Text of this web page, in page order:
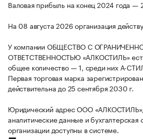
Валовая прибыль на конец 2024 года —
На 08 августа 2026 организация
У компании ОБЩЕСТВО С
ОТВЕТСТВЕННОСТЬЮ «АЛКОСТИЛЬ»
общее количество — 1, среди них А-
Первая торговая марка
действительна до 25 сентября 2030 г.
Юридический адрес ООО
аналитические данные и бухгалтерская
организации доступны в системе.